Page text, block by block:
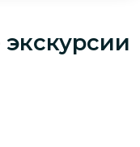
и
его